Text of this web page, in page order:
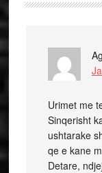
Urimet me
Sinqerisht
ushtarake
qe e kane
Detare,